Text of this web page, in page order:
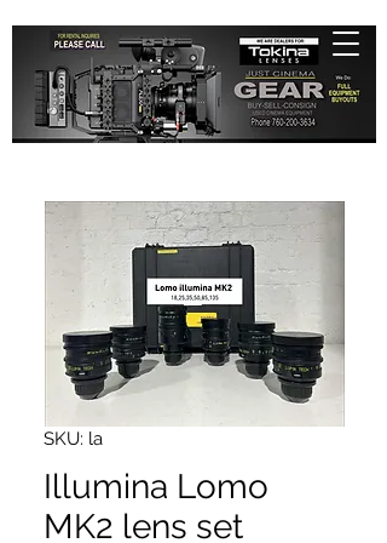
SKU: la
Illumina Lomo
MK2 lens set